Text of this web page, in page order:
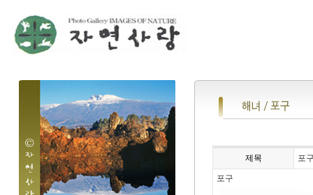
제목 포
포구